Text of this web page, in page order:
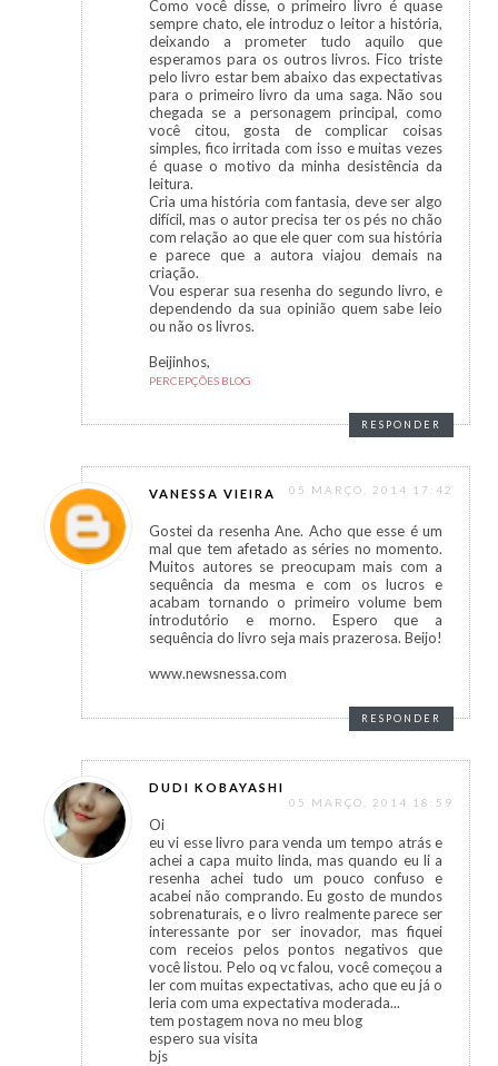
Como você disse, o primeiro livro é quase
sempre chato, ele introduz o leitor a história,
deixando a prometer tudo aquilo que
esperamos para os outros livros. Fico triste
pelo livro estar bem abaixo das expectativas
para o primeiro livro da uma saga. Não sou
chegada se a personagem principal, como
você citou, gosta de complicar coisas
simples, fico irritada com isso e muitas vezes
é quase o motivo da minha desistência da
leitura.
Cria uma história com fantasia, deve ser algo
difícil, mas o autor precisa ter os pés no chão
com relação ao que ele quer com sua história
e parece que a autora viajou demais na
criação.
Vou esperar sua resenha do segundo livro, e
dependendo da sua opinião quem sabe leio
ou não os livros.
Beijinhos,
PERCEPÇÕES BLOG
RESPONDER
VANESSA VIEIRA 05 MARÇO, 2014 17:42
Gostei da resenha Ane. Acho que esse é um
mal que tem afetado as séries no momento.
Muitos autores se preocupam mais com a
sequência da mesma e com os lucros e
acabam tornando o primeiro volume bem
introdutório e morno. Espero que a
sequência do livro seja mais prazerosa. Beijo!
www.newsnessa.com
RESPONDER
DUDI KOBAYASHI
05 MARÇO, 2014 18:59
Oi
eu vi esse livro para venda um tempo atrás e
achei a capa muito linda, mas quando eu li a
resenha achei tudo um pouco confuso e
acabei não comprando. Eu gosto de mundos
sobrenaturais, e o livro realmente parece ser
interessante por ser inovador, mas fiquei
com receios pelos pontos negativos que
você listou. Pelo oq vc falou, você começou a
ler com muitas expectativas, acho que eu já o
leria com uma expectativa moderada...
tem postagem nova no meu blog
espero sua visita
bjs